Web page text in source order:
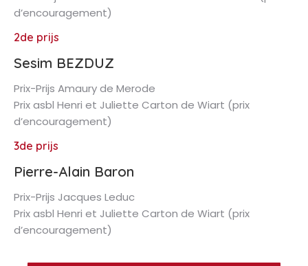
d’encouragement)
2de prijs
Sesim BEZDUZ
Prix-Prijs Amaury de Merode
Prix asbl Henri et Juliette Carton de Wiart (prix
d’encouragement)
3de prijs
Pierre-Alain Baron
Prix-Prijs Jacques Leduc
Prix asbl Henri et Juliette Carton de Wiart (prix
d’encouragement)